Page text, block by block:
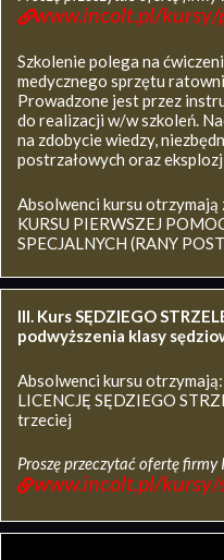
www.incolt.pl/kursy/
Szkolenie polega na
medycznego sprzętu
Prowadzone jest przez
do realizacji w/w szkoleń.
na zdobycie wiedzy,
postrzałowych oraz
Absolwenci kursu otrzymają
KURSU PIERWSZEJ
SPECJALNYCH (RANY
III. Kurs SĘDZIEGO
podwyższenia klasy
Absolwenci kursu otrzymają:
LICENCJĘ SĘDZIEGO
trzeciej
Proszę przeczytać ofertę
www.incolt.pl/